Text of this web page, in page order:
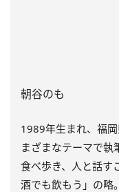
朝谷のも
1989年生まれ、福
まざまなテーマで執
食べ歩き、人と話す
酒でも飲もう」の略。